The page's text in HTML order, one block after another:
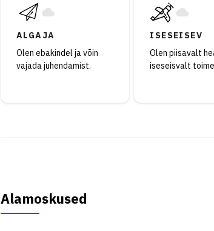
ALGAJA
Olen ebakindel ja võin
vajada juhendamist.
ISESEISEV
Olen piisavalt
iseseisvalt
Alamoskused